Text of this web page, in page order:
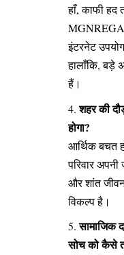
हाँ, काफी
MGNREGA
इंटरनेट
हालाँकि, बड़े
हैं।
शहर की
होगा?
आर्थिक बचत
परिवार
और शांत
विकल्प है।
सामाजिक
सोच को कैसे